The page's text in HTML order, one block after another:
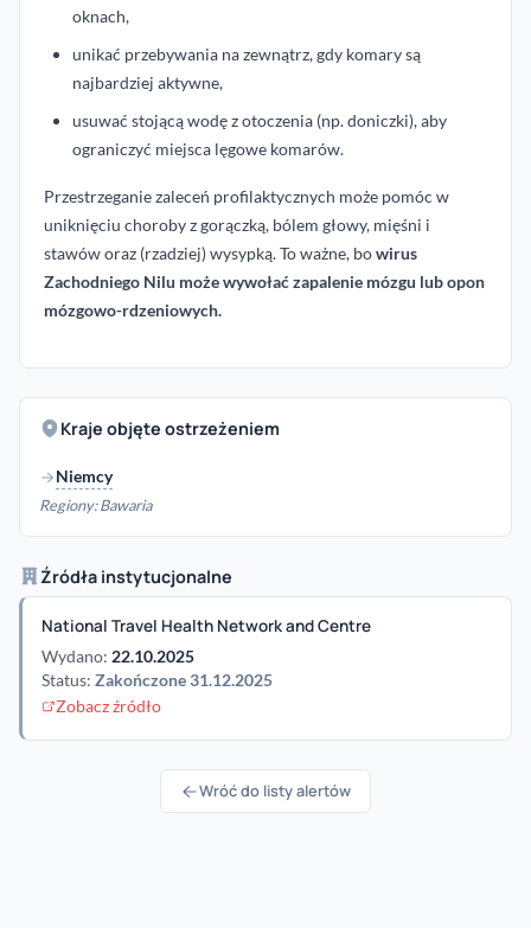
oknach,
unikać przebywania na zewnątrz, gdy komary są
najbardziej aktywne,
usuwać stojącą wodę z otoczenia (np. doniczki), aby
ograniczyć miejsca lęgowe komarów.
Przestrzeganie zaleceń profilaktycznych może pomóc w
uniknięciu choroby z gorączką, bólem głowy, mięśni i
stawów oraz (rzadziej) wysypką. To ważne, bowirus
Zachodniego Nilu może wywołać zapalenie mózgu lub opon
mózgowo-rdzeniowych.
Kraje objęte ostrzeżeniem
Niemcy
Regiony: Bawaria
Źródła instytucjonalne
National Travel Health Network and Centre
Wydano: 22.10.2025
Status: Zakończone 31.12.2025
Zobacz źródło
Wróć do listy alertów